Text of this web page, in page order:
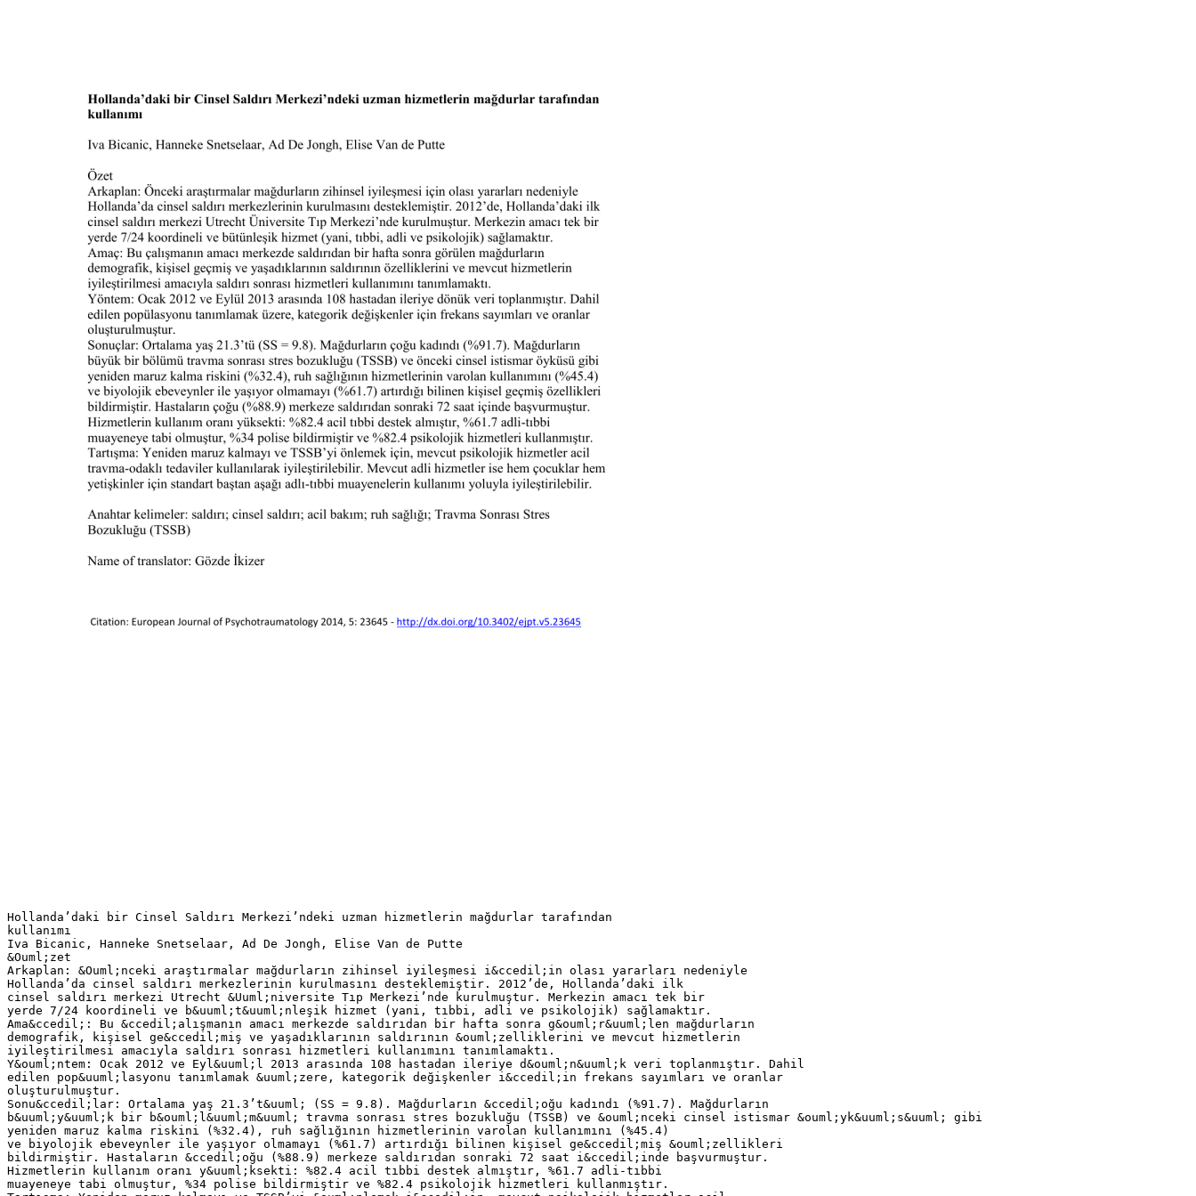
Hollanda’daki bir Cinsel Saldırı Merkezi’ndeki uzman hizmetlerin mağdurlar tarafından
kullanımı
Iva Bicanic, Hanneke Snetselaar, Ad De Jongh, Elise Van de Putte
&Ouml;zet
Arkaplan: &Ouml;nceki araştırmalar mağdurların zihinsel iyileşmesi i&ccedil;in olası yararları nedeniyle
Hollanda’da cinsel saldırı merkezlerinin kurulmasını desteklemiştir. 2012’de, Hollanda’daki ilk
cinsel saldırı merkezi Utrecht &Uuml;niversite Tıp Merkezi’nde kurulmuştur. Merkezin amacı tek bir
yerde 7/24 koordineli ve b&uuml;t&uuml;nleşik hizmet (yani, tıbbi, adli ve psikolojik) sağlamaktır.
Ama&ccedil;: Bu &ccedil;alışmanın amacı merkezde saldırıdan bir hafta sonra g&ouml;r&uuml;len mağdurların
demografik, kişisel ge&ccedil;miş ve yaşadıklarının saldırının &ouml;zelliklerini ve mevcut hizmetlerin
iyileştirilmesi amacıyla saldırı sonrası hizmetleri kullanımını tanımlamaktı.
Y&ouml;ntem: Ocak 2012 ve Eyl&uuml;l 2013 arasında 108 hastadan ileriye d&ouml;n&uuml;k veri toplanmıştır. Dahil
edilen pop&uuml;lasyonu tanımlamak &uuml;zere, kategorik değişkenler i&ccedil;in frekans sayımları ve oranlar
oluşturulmuştur.
Sonu&ccedil;lar: Ortalama yaş 21.3’t&uuml; (SS = 9.8). Mağdurların &ccedil;oğu kadındı (%91.7). Mağdurların
b&uuml;y&uuml;k bir b&ouml;l&uuml;m&uuml; travma sonrası stres bozukluğu (TSSB) ve &ouml;nceki cinsel istismar &ouml;yk&uuml;s&uuml; gibi
yeniden maruz kalma riskini (%32.4), ruh sağlığının hizmetlerinin varolan kullanımını (%45.4)
ve biyolojik ebeveynler ile yaşıyor olmamayı (%61.7) artırdığı bilinen kişisel ge&ccedil;miş &ouml;zellikleri
bildirmiştir. Hastaların &ccedil;oğu (%88.9) merkeze saldırıdan sonraki 72 saat i&ccedil;inde başvurmuştur.
Hizmetlerin kullanım oranı y&uuml;ksekti: %82.4 acil tıbbi destek almıştır, %61.7 adli-tıbbi
muayeneye tabi olmuştur, %34 polise bildirmiştir ve %82.4 psikolojik hizmetleri kullanmıştır.